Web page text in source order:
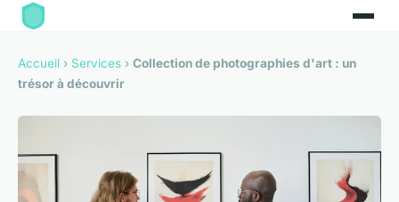
Accueil › Services › Collection de photographies d'art : un
trésor à découvrir